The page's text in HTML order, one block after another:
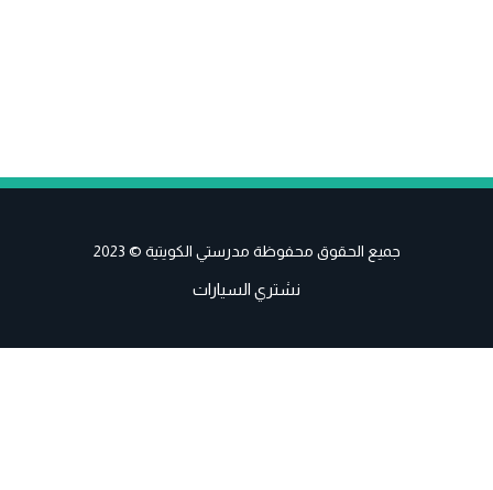
جميع الحقوق محفوظة مدرستي الكويتية © 2023
نشتري السيارات